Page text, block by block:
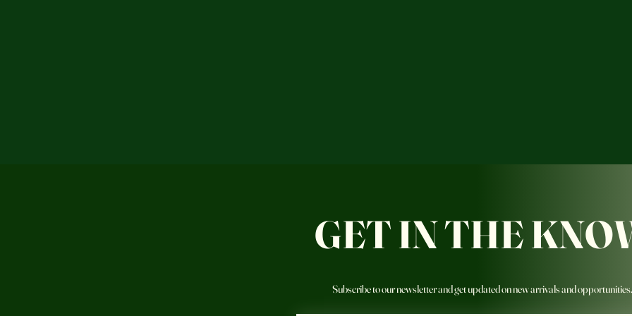
GET IN THE
Subscribe to our newsletter and get updated on new arrivals and opportunities.